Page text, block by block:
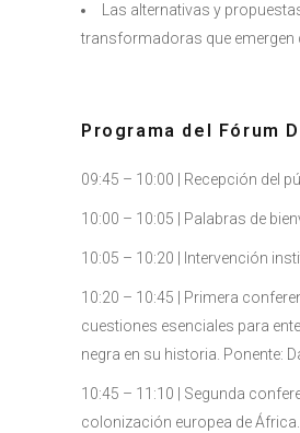
Las alternativas y
transformadoras que emergen
Programa del Fórum
09:45 – 10:00 | Recepción del
10:00 – 10:05 | Palabras de
10:05 – 10:20 | Intervención
10:20 – 10:45 | Primera
cuestiones esenciales para
negra en su historia. Ponente:
10:45 – 11:10 | Segunda
colonización europea de